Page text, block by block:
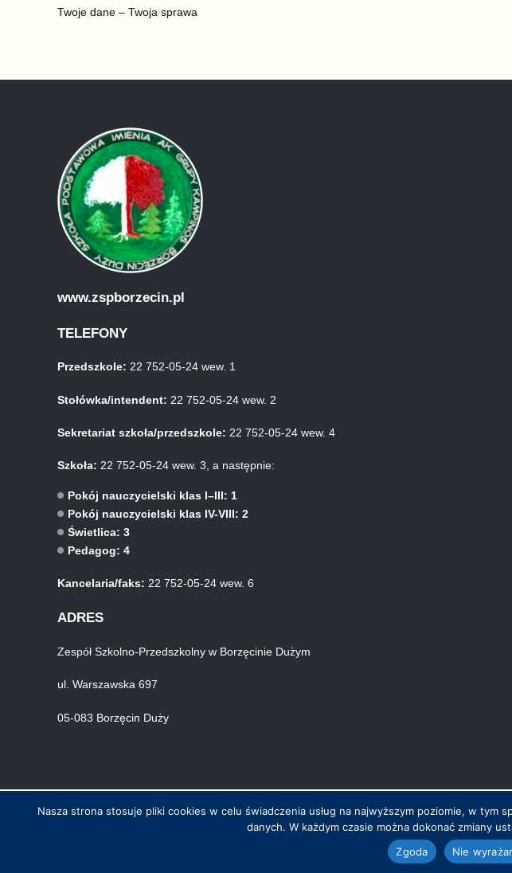
Twoje dane – Twoja sprawa
www.zspborzecin.pl
TELEFONY
Przedszkole: 22 752-05-24 wew. 1
Stołówka/intendent: 22 752-05-24 wew. 2
Sekretariat szkoła/przedszkole: 22 752-05-24 wew. 4
Szkoła: 22 752-05-24 wew. 3, a następnie:
Pokój nauczycielski klas I–III: 1
Pokój nauczycielski klas IV-VIII: 2
Świetlica: 3
Pedagog: 4
Kancelaria/faks: 22 752-05-24 wew. 6
ADRES
Zespół Szkolno-Przedszkolny w Borzęcinie Dużym
ul. Warszawska 697
05-083 Borzęcin Duży
© Wszystkie prawa zastrzeżone. Hosting i wykonanie skynet.net.pl
Nasza strona stosuje pliki cookies w celu świadczenia usług na najwyższym poziomie, w
danych. W każdym czasie można dokonać zmiany
Zgoda
Nie